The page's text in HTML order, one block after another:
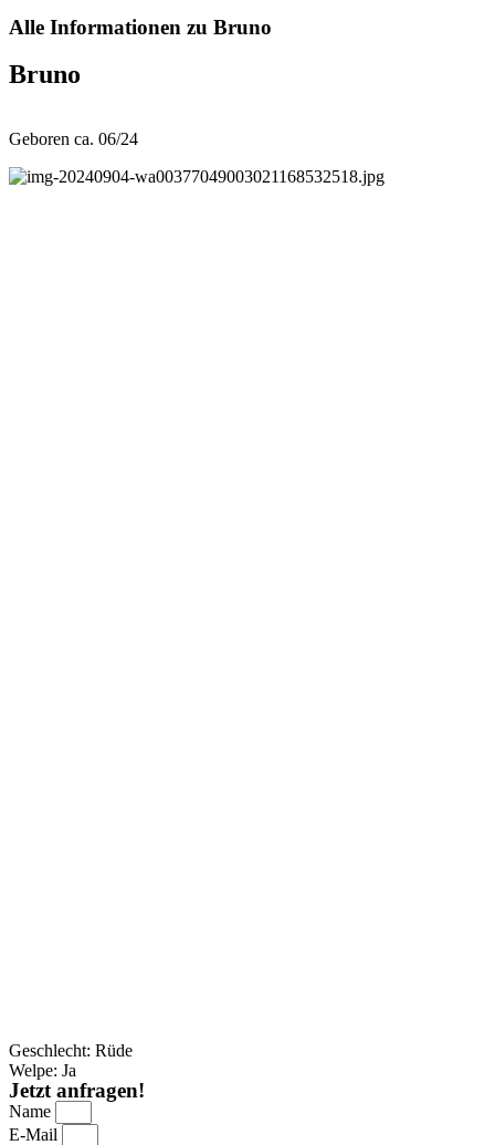
Alle Informationen zu Bruno
Bruno
Geboren ca. 06/24
Geschlecht: Rüde
Welpe: Ja
Jetzt anfragen!
Name
E-Mail